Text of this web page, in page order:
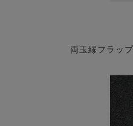
両玉縁フラッ